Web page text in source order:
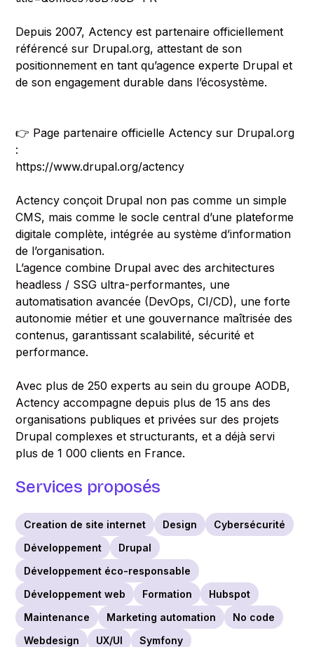
Depuis 2007, Actency est partenaire officiellement
référencé sur Drupal.org, attestant de son
positionnement en tant qu’agence experte Drupal et
de son engagement durable dans l’écosystème.
👉 Page partenaire officielle Actency sur Drupal.org
:
https://www.drupal.org/actency
Actency conçoit Drupal non pas comme un simple
CMS, mais comme le socle central d’une plateforme
digitale complète, intégrée au système d’information
de l’organisation.
L’agence combine Drupal avec des architectures
headless / SSG ultra-performantes, une
automatisation avancée (DevOps, CI/CD), une forte
autonomie métier et une gouvernance maîtrisée des
contenus, garantissant scalabilité, sécurité et
performance.
Avec plus de 250 experts au sein du groupe AODB,
Actency accompagne depuis plus de 15 ans des
organisations publiques et privées sur des projets
Drupal complexes et structurants, et a déjà servi
plus de 1 000 clients en France.
Services proposés
Creation de site internet Design
Cybersécurité
Développement
Drupal
Développement éco-responsable
Développement web
Formation
Hubspot
Maintenance
Marketing automation
No code
Webdesign
UX/UI
Symfony